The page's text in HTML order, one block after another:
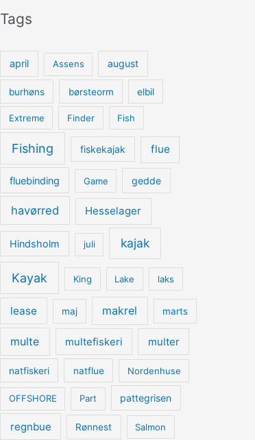
Tags
april Assens august
burhøns børsteorm elbil
Extreme Finder Fish
Fishing fiskekajak flue
fluebinding Game gedde
havørred Hesselager
Hindsholm juli kajak
Kayak King Lake laks
lease maj makrel marts
multe multefiskeri multer
natfiskeri natflue Nordenhuse
OFFSHORE Part pattegrisen
regnbue Rønnest Salmon